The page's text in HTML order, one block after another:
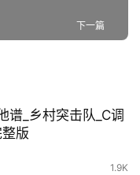
下一篇
谱_乡村突击队_C调
版
1.9K